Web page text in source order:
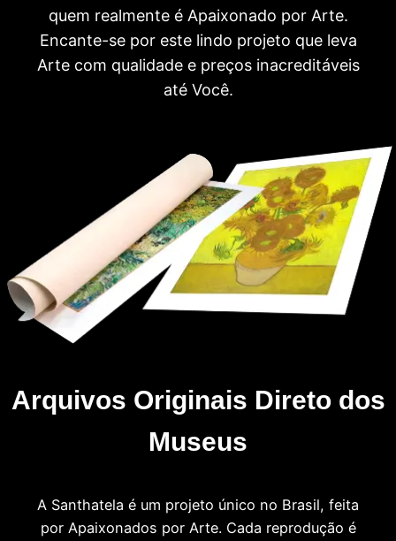
quem realmente é Apaixonado por Arte.
Encante-se por este lindo projeto que leva
Arte com qualidade e preços inacreditáveis
até Você.
Arquivos Originais Direto dos
Museus
A Santhatela é um projeto único no Brasil, feita
por Apaixonados por Arte. Cada reprodução é